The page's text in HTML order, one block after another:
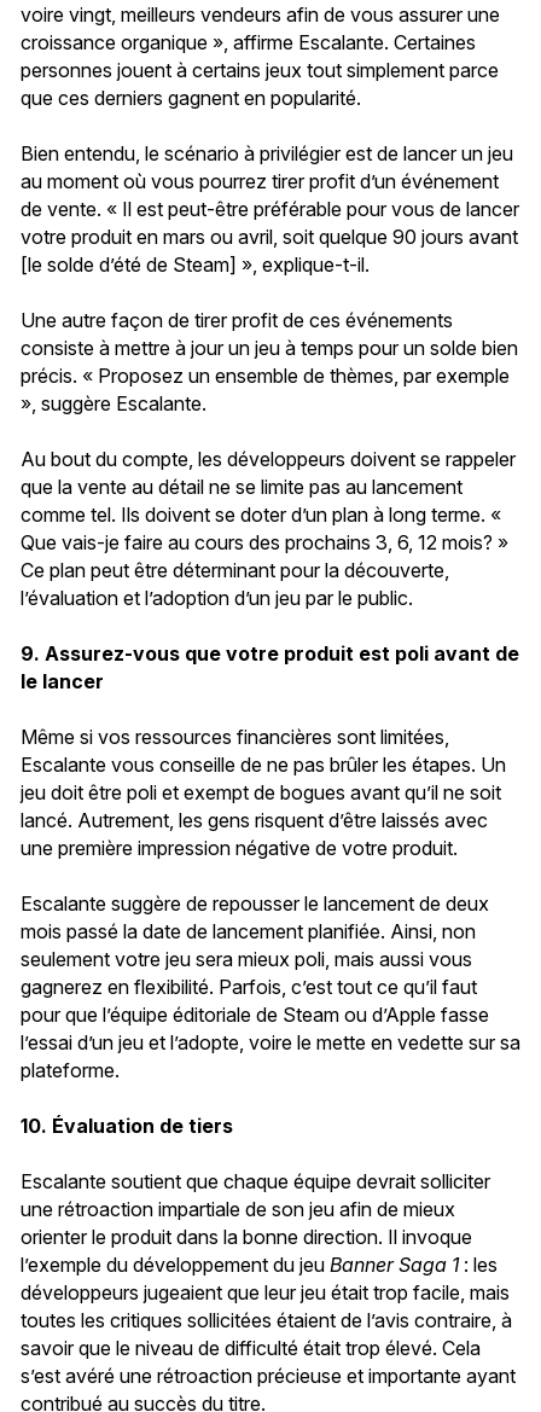
voire vingt, meilleurs vendeurs afin de vous assurer une
croissance organique », affirme Escalante. Certaines
personnes jouent à certains jeux tout simplement parce
que ces derniers gagnent en popularité.
Bien entendu, le scénario à privilégier est de lancer un jeu
au moment où vous pourrez tirer profit d’un événement
de vente. « Il est peut-être préférable pour vous de lancer
votre produit en mars ou avril, soit quelque 90 jours avant
[le solde d’été de Steam] », explique-t-il.
Une autre façon de tirer profit de ces événements
consiste à mettre à jour un jeu à temps pour un solde bien
précis. « Proposez un ensemble de thèmes, par exemple
», suggère Escalante.
Au bout du compte, les développeurs doivent se rappeler
que la vente au détail ne se limite pas au lancement
comme tel. Ils doivent se doter d’un plan à long terme. «
Que vais-je faire au cours des prochains 3, 6, 12 mois? »
Ce plan peut être déterminant pour la découverte,
l’évaluation et l’adoption d’un jeu par le public.
9. Assurez-vous que votre produit est poli avant de
le lancer
Même si vos ressources financières sont limitées,
Escalante vous conseille de ne pas brûler les étapes. Un
jeu doit être poli et exempt de bogues avant qu’il ne soit
lancé. Autrement, les gens risquent d’être laissés avec
une première impression négative de votre produit.
Escalante suggère de repousser le lancement de deux
mois passé la date de lancement planifiée. Ainsi, non
seulement votre jeu sera mieux poli, mais aussi vous
gagnerez en flexibilité. Parfois, c’est tout ce qu’il faut
pour que l’équipe éditoriale de Steam ou d’Apple fasse
l’essai d’un jeu et l’adopte, voire le mette en vedette sur sa
plateforme.
10. Évaluation de tiers
Escalante soutient que chaque équipe devrait solliciter
une rétroaction impartiale de son jeu afin de mieux
orienter le produit dans la bonne direction. Il invoque
l’exemple du développement du jeu Banner Saga 1: les
développeurs jugeaient que leur jeu était trop facile, mais
toutes les critiques sollicitées étaient de l’avis contraire, à
savoir que le niveau de difficulté était trop élevé. Cela
s’est avéré une rétroaction précieuse et importante ayant
contribué au succès du titre.